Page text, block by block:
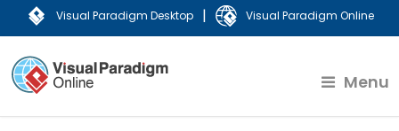
Visual Paradigm Desktop | Visual Paradigm Online
Menu